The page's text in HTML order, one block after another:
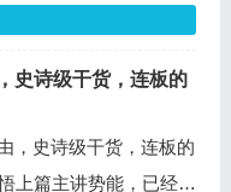
低位一路连板走出来
位锁定龙头的模式。
史诗级干货，连板的
，史诗级干货，连板的
上篇主讲势能，已经写